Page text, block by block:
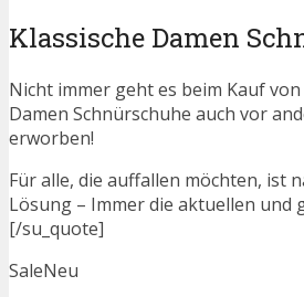
Klassische Damen
Nicht immer geht es beim Kauf
Damen Schnürschuhe auch vor
erworben!
Für alle, die auffallen möchten, ist
Lösung – Immer die aktuellen und
[/su_quote]
SaleNeu